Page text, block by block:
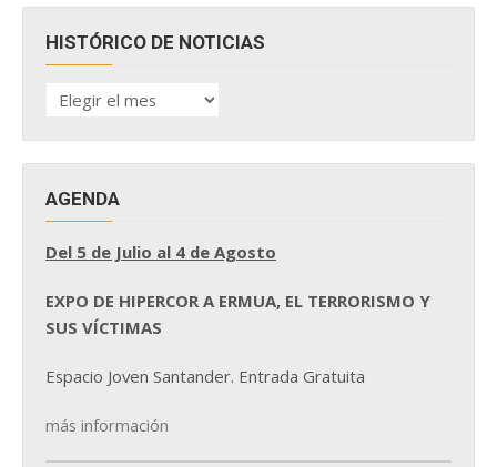
HISTÓRICO DE NOTICIAS
HISTÓRICO
DE
AGENDA
Del 5 de Julio al 4 de Agosto
EXPO DE HIPERCOR A ERMUA, EL TERRORISMO Y
SUS VÍCTIMAS
Espacio Joven Santander. Entrada Gratuita
más información